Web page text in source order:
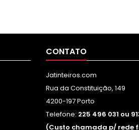
CONTATO
Jatinteiros.com
Rua da Constituição, 149
4200-197 Porto
Telefone: 225 496 031 ou
(Custo chamada p/ rede